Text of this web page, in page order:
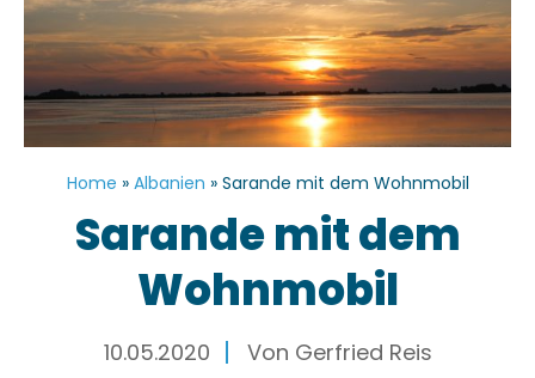
Home » Albanien » Sarande mit dem Wohnmobil
Sarande mit dem
Wohnmobil
10.05.2020 Von Gerfried Reis